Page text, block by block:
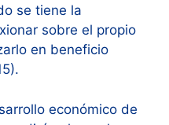
se tiene la
sobre el propio
en beneficio
económico de